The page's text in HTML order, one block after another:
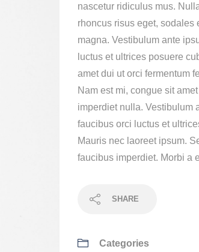
nascetur ridiculus mus.
rhoncus risus eget, sodales
magna. Vestibulum ante
luctus et ultrices posuere
amet dui ut orci fermentum
Nam est mi, congue sit
imperdiet nulla. Vestibulum
faucibus orci luctus et
Mauris nec laoreet ipsum.
faucibus imperdiet. Morbi a
SHARE
Categories